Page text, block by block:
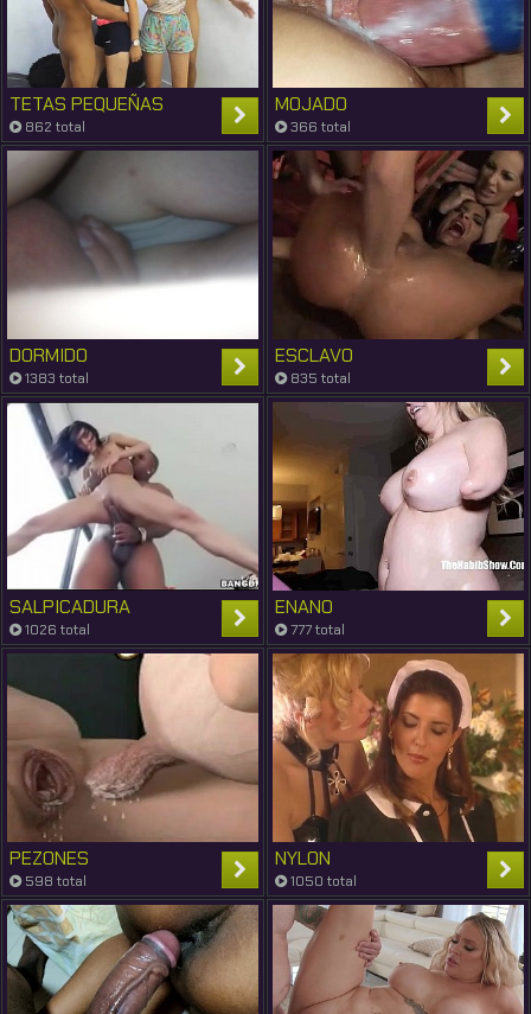
TETAS PEQUEÑAS
862 total
MOJADO
366 total
DORMIDO
1383 total
ESCLAVO
835 total
SALPICADURA
1026 total
ENANO
777 total
PEZONES
598 total
NYLON
1050 total